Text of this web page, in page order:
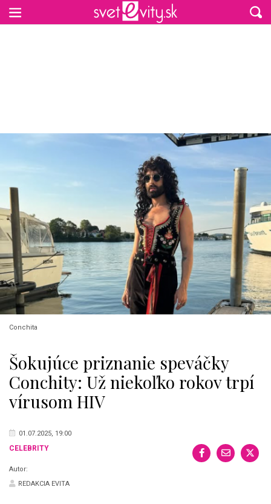
Conchita
Šokujúce priznanie speváčky
Conchity: Už niekoľko rokov trpí
vírusom HIV
01.07.2025, 19:00
CELEBRITY
Autor:
REDAKCIA EVITA